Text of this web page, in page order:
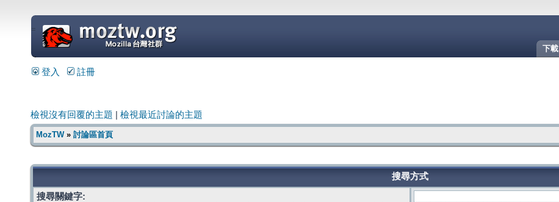
下載
=
登入 註冊
檢視沒有回覆的主題 檢視最近討論的主題
MozTW» 討論區首頁
搜尋方式
搜尋關鍵字: